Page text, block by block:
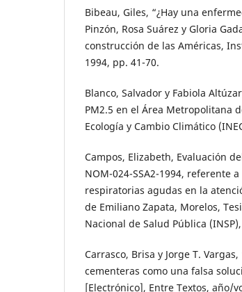
Bibeau, Giles, “¿Hay una
Pinzón, Rosa Suárez y Gloria
construcción de las Américas,
1994, pp. 41-70.
Blanco, Salvador y Fabiola
PM2.5 en el Área Metropolitana
Ecología y Cambio Climático
Campos, Elizabeth, Evaluación
NOM-024-SSA2-1994, referente
respiratorias agudas en la
de Emiliano Zapata, Morelos,
Nacional de Salud Pública
Carrasco, Brisa y Jorge T.
cementeras como una falsa
[Electrónico], Entre Textos, año/